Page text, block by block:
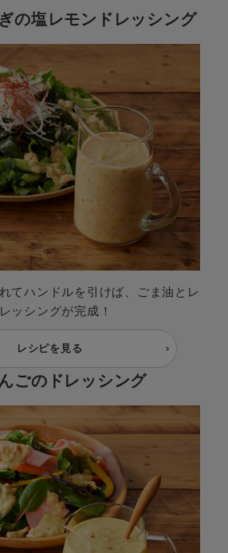
の塩レモンドレッシング
てハンドルを引けば、ごま油とレ
ッシングが完成！
レシピを見る
ごのドレッシング